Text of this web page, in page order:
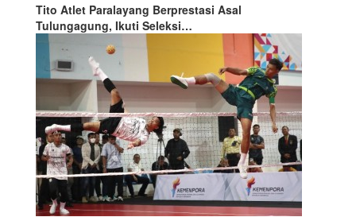
Tito Atlet Paralayang Berprestasi Asal
Tulungagung, Ikuti Seleksi…